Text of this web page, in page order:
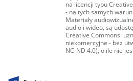
na licencji typu
- na tych samych
Materiały
audio i wideo, są
Creative Commons:
niekomercyjne - bez
NC-ND 4.0), o ile nie